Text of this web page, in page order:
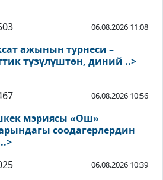
06.08.2026 11:08
ажынын турнеси –
светтик түзүлүштөн, диний ..>
06.08.2026 10:56
мэриясы «Ош»
соодагерлердин
06.08.2026 10:39